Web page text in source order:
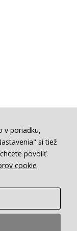
v poriadku,
si tiež
povoliť.
cookie